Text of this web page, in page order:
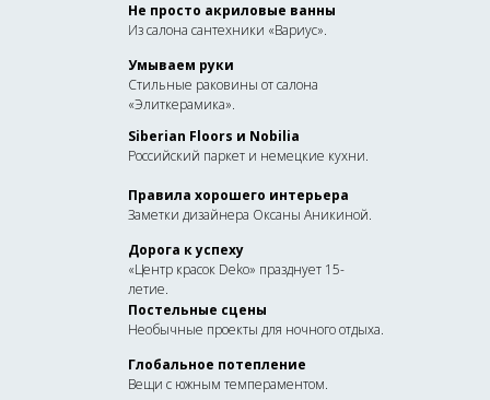
Не просто акриловые ванны
Из салона сантехники «Вариус».
Умываем руки
Стильные раковины от салона
«Элиткерамика».
Глобальное потепление
Вещи с южным темпераментом.
Правила хорошего интерьера
Заметки дизайнера Оксаны Аникиной.
Siberian Floors и Nobilia
Российский паркет и немецкие кухни.
Постельные сцены
Необычные проекты для ночного отдыха.
Дорога к успеху
«Центр красок Deko» празднует 15-
летие.